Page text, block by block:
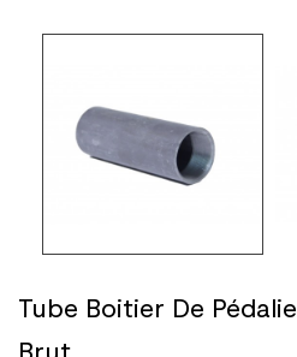
Tube Boitier De
Brut